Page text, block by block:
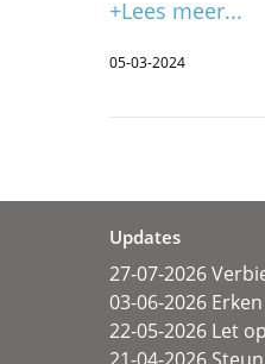
+Lees meer...
05-03-2024
Updates
27-07-2026
03-06-2026
22-05-2026 Let